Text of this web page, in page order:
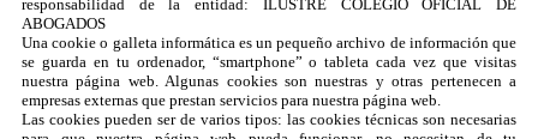
responsabilidad de la entidad: ILUSTRE COLEGIO OFICIAL DE
ABOGADOS
Una cookie o galleta informática es un pequeño archivo de información que
se guarda en tu ordenador, “smartphone” o tableta cada vez que visitas
nuestra página web. Algunas cookies son nuestras y otras pertenecen a
empresas externas que prestan servicios para nuestra página web.
Las cookies pueden ser de varios tipos: las cookies técnicas son necesarias